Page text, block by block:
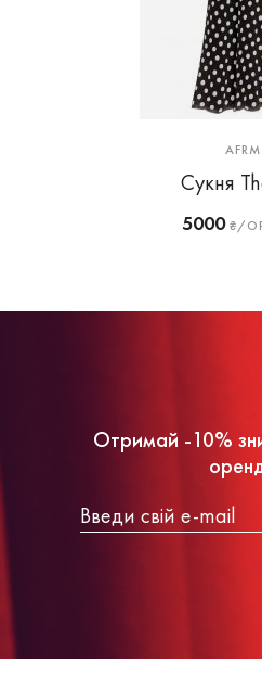
AFRM
Сукня
5000₴/
Отримай -10%